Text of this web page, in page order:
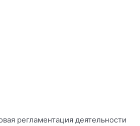
регламентация деятельности